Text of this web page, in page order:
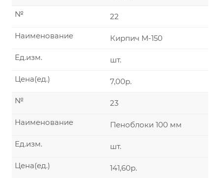
22
№
Кирпич М-150
Наименование
шт.
Ед.изм.
7,00р.
Цена(ед.)
23
№
Пеноблоки 100 мм
Наименование
шт.
Ед.изм.
141,60р.
Цена(ед.)